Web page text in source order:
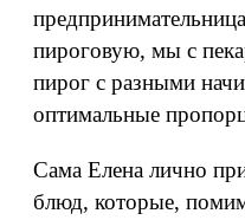
пироговую, мы с
пирог с разными
оптимальные
Сама Елена лично
блюд, которые,